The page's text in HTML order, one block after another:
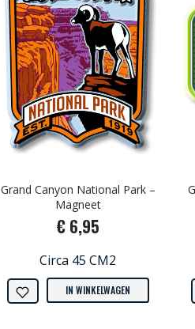
Grand Canyon National Park –
Magneet
€ 6,95
Circa 45 CM2
IN WINKELWAGEN